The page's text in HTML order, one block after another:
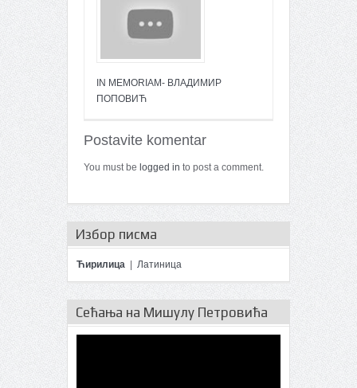
IN MEMORIAM- ВЛАДИМИР
ПОПОВИЋ
Postavite komentar
You must be logged in to post a comment.
Избор писма
Ћирилица Латиница
Сећања на Мишулу Петровића